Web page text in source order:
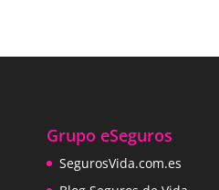
Grupo eSeguros
SegurosVida.com.es